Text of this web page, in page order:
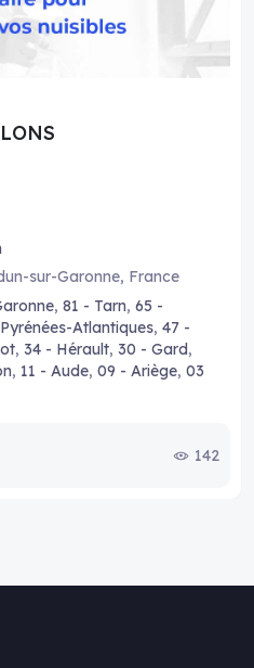
sur-Garonne, France
, 81 - Tarn, 65 -
Atlantiques, 47 -
, 34 - Hérault, 30 - Gard,
, 11 - Aude, 09 - Ariège, 03
142